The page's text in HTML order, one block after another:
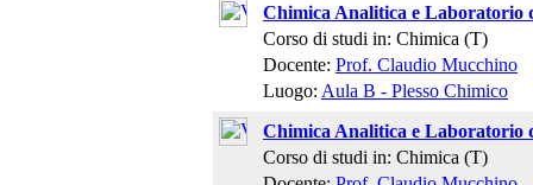
Chimica Analitica e Laboratorio
Corso di studi in: Chimica (T)
Docente: Prof. Claudio Mucchino
Luogo: Aula B - Plesso Chimico
Chimica Analitica e Laboratorio
Corso di studi in: Chimica (T)